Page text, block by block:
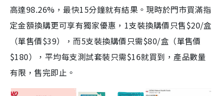
高達98.26%，最快15分鐘就有結果。現時於門市買滿指
定金額換購更可享有獨家優惠，1支裝換購價只售$20/盒
（單售價$39），而5支裝換購價只需$80/盒（單售價
$180），平均每支測試套裝只需$16就買到，產品數量
有限，售完即止。